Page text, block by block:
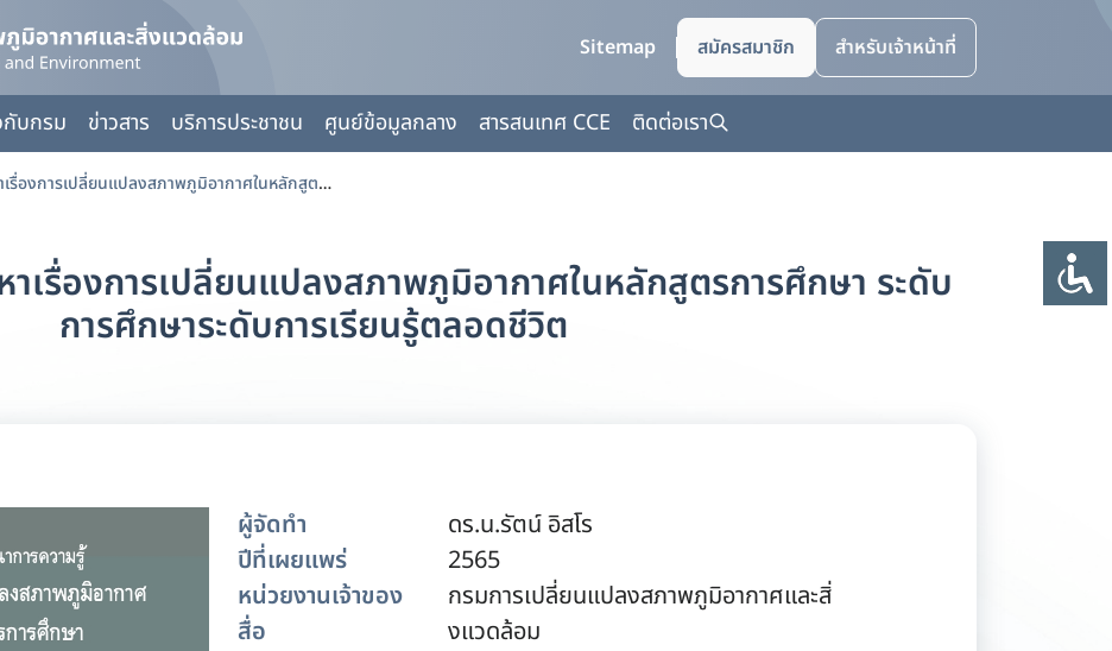
Sitemap สมัครสมาชิก สำหรับเจ้าหน้าที่
กับกรม ข่าวสาร บริการประชาชน ศูนย์ข้อมูลกลาง สารสนเทศ CCE ติดต่อเรา
คู่มือการบูรณาการเนื้อหาเรื่องการเปลี่ยนแปลงสภาพภูมิอากาศในหลักสูตรการศึกษา ระดับการศึกษาระดับการเรียนรู้ตลอดชีวิต
เรื่องการเปลี่ยนแปลงสภาพภูมิอากาศในหลักสูตรการศึกษา ระดับ
การศึกษาระดับการเรียนรู้ตลอดชีวิต
ผู้จัดทำ
ดร.น.รัตน์ อิสโร
ปีที่เผยแพร่
2565
หน่วยงานเจ้าของ
สื่อ
กรมการเปลี่ยนแปลงสภาพภูมิอากาศและสิ่
งแวดล้อม